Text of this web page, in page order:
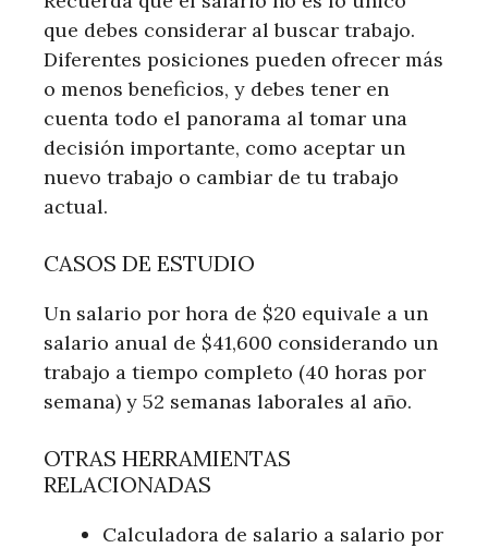
que debes considerar al buscar trabajo.
Diferentes posiciones pueden ofrecer más
o menos beneficios, y debes tener en
cuenta todo el panorama al tomar una
decisión importante, como aceptar un
nuevo trabajo o cambiar de tu trabajo
actual.
CASOS DE ESTUDIO
Un salario por hora de $20 equivale a un
salario anual de $41,600 considerando un
trabajo a tiempo completo (40 horas por
semana) y 52 semanas laborales al año.
OTRAS HERRAMIENTAS
RELACIONADAS
Calculadora de salario a salario por